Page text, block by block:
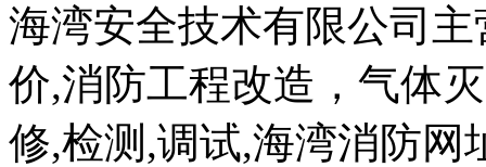
海湾安全技术有限公司
价,消防工程改造，气体
修,检测,调试,海湾消防网